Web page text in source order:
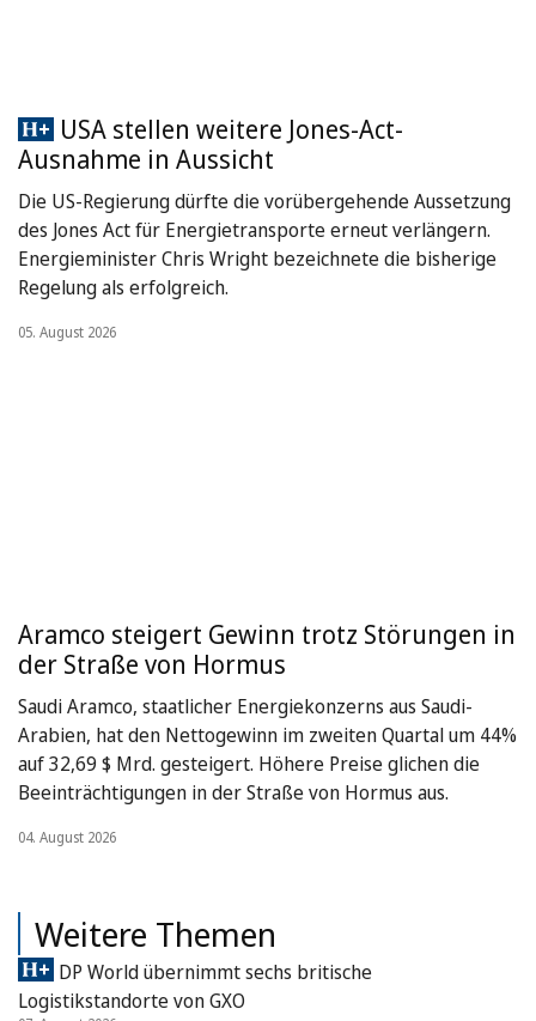
USA stellen weitere Jones-Act-
Ausnahme in Aussicht
Die US-Regierung dürfte die vorübergehende Aussetzung
des Jones Act für Energietransporte erneut verlängern.
Energieminister Chris Wright bezeichnete die bisherige
Regelung als erfolgreich.
05. August 2026
Aramco steigert Gewinn trotz Störungen in
der Straße von Hormus
Saudi Aramco, staatlicher Energiekonzerns aus Saudi-
Arabien, hat den Nettogewinn im zweiten Quartal um 44%
auf 32,69 $ Mrd. gesteigert. Höhere Preise glichen die
Beeinträchtigungen in der Straße von Hormus aus.
04. August 2026
Weitere Themen
DP World übernimmt sechs britische
Logistikstandorte von GXO